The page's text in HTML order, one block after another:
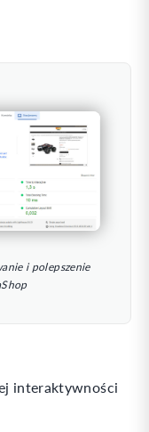
i polepszenie
interaktywności